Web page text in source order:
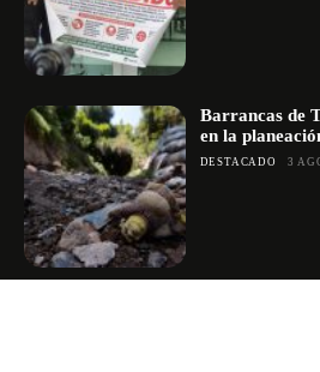
Barrancas de
en la
DESTACADO 3